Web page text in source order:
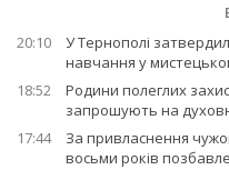
20:10
У Тернополі
навчання у
18:52
Родини полеглих
запрошують на
17:44
За привласнення
восьми років